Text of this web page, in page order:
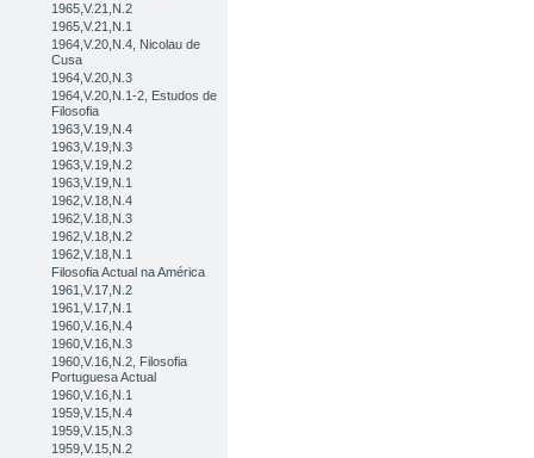
1965,V.21,N.2
1965,V.21,N.1
1964,V.20,N.4, Nicolau de
Cusa
1964,V.20,N.3
1964,V.20,N.1-2, Estudos de
Filosofia
1963,V.19,N.4
1963,V.19,N.3
1963,V.19,N.2
1963,V.19,N.1
1962,V.18,N.4
1962,V.18,N.3
1962,V.18,N.2
1962,V.18,N.1
Filosofia Actual na América
1961,V.17,N.2
1961,V.17,N.1
1960,V.16,N.4
1960,V.16,N.3
1960,V.16,N.2, Filosofia
Portuguesa Actual
1960,V.16,N.1
1959,V.15,N.4
1959,V.15,N.3
1959,V.15,N.2